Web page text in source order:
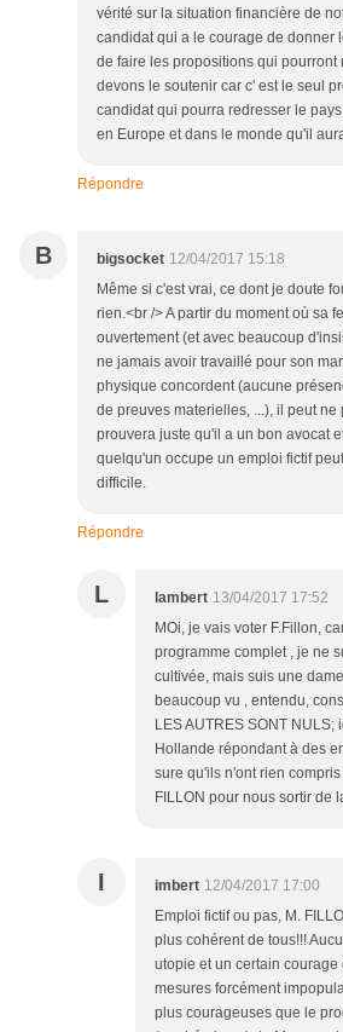
vérité sur la situation financière de
candidat qui a le courage de donner
de faire les propositions qui pourront
devons le soutenir car c' est le seul
candidat qui pourra redresser le
en Europe et dans le monde qu'il
Répondre
B bigsocket 12/04/2017 15:18
Même si c'est vrai, ce dont je doute
rien.<br /> A partir du moment où sa
ouvertement (et avec beaucoup
ne jamais avoir travaillé pour son
physique concordent (aucune
de preuves materielles, ...), il peut
prouvera juste qu'il a un bon avocat
quelqu'un occupe un emploi fictif
difficile.
Répondre
L lambert 13/04/2017 17:52
MOi, je vais voter F.Fillon,
programme complet , je ne
cultivée, mais suis une
beaucoup vu , entendu,
LES AUTRES SONT
Hollande répondant à des
sure qu'ils n'ont rien
FILLON pour nous sortir de
I imbert 12/04/2017 17:00
Emploi fictif ou pas, M.
plus cohérent de tous!!!
utopie et un certain
mesures forcément
plus courageuses que le